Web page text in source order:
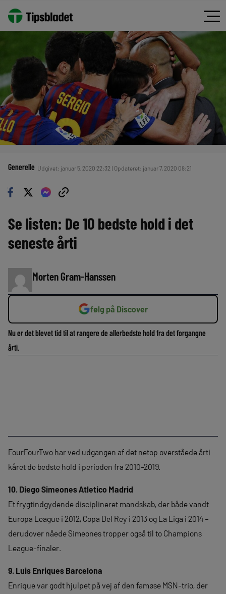
Generelle Udgivet: januar 5, 2020 22:32 | Opdateret: januar 7, 2020 08:21
Se listen: De 10 bedste hold i det
seneste årti
Morten Gram-Hanssen
følg på Discover
Nu er det blevet tid til at rangere de allerbedste hold fra det forgangne
årti.
FourFourTwo har ved udgangen af det netop overståede årti
kåret de bedste hold i perioden fra 2010-2019.
10. Diego Simeones Atletico Madrid
Et frygtindgydende disciplineret mandskab, der både vandt
Europa League i 2012, Copa Del Rey i 2013 og La Liga i 2014 –
derudover nåede Simeones tropper også til to Champions
League-finaler.
9. Luis Enriques Barcelona
Enrique var godt hjulpet på vej af den famøse MSN-trio, der